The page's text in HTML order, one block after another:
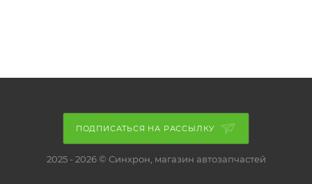
ПОДПИСАТЬСЯ НА РАССЫЛКУ
2025 - 2026 © Синхрон, магазин автозапчастей